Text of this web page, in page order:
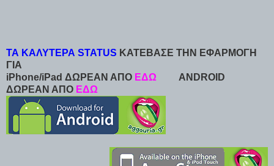
ΤΑ ΚΑΛΥΤΕΡΑ STATUS ΚΑΤΕΒΑΣΕ ΤΗΝ ΕΦΑΡΜΟΓΗ
ΓΙΑ
iPhone/iPad ΔΩΡΕΑΝ ΑΠΟ ΕΔΩ
ANDROID
ΔΩΡΕΑΝ ΑΠΟ ΕΔΩ